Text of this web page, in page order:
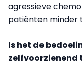
agressieve
patiënten minder
Is het de
zelfvoorzienend